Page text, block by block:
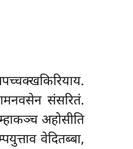
संसरितं.
अहोसीति
वेदितब्बा,